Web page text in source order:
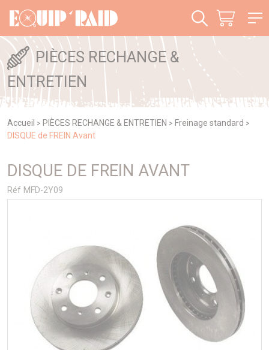
PIÈCES RECHANGE &
ENTRETIEN
Accueil > PIÈCES RECHANGE & ENTRETIEN > Freinage standard >
DISQUE de FREIN Avant
DISQUE DE FREIN AVANT
Réf MFD-2Y09
Panneau de gestion des cookies